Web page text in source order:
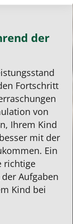
der
Fortschritt
von
Ihrem Kind
mit der
Ein
richtige
Aufgaben
Kind bei